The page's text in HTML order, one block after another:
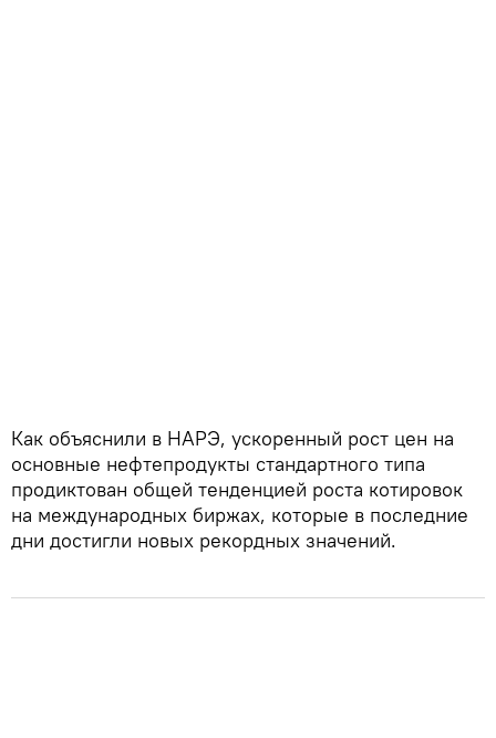
Как объяснили в НАРЭ, ускоренный рост цен на
основные нефтепродукты стандартного типа
продиктован общей тенденцией роста котировок
на международных биржах, которые в последние
дни достигли новых рекордных значений.